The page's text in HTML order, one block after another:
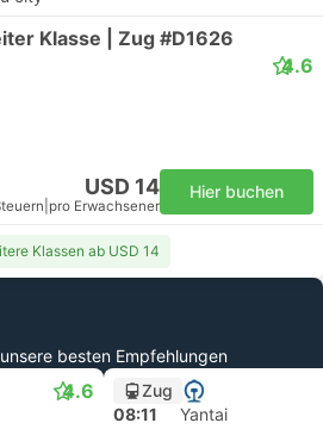
Klasse | Zug #D1626
4.6
USD 14
pro Erwachsener
Hier buchen
Klassen ab USD 14
besten Empfehlungen
4.6
Zug
08:11
Yantai